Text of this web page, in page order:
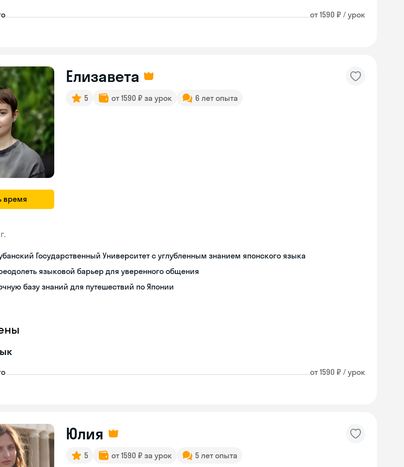
от 1590 ₽ / урок
время
Елизавета
5 от 1590 ₽ за урок 6 лет опыта
Государственный Университет с углубленным знанием японского языка
языковой барьер для уверенного общения
базу знаний для путешествий по Японии
от 1590 ₽ / урок
Юлия
5 от 1590 ₽ за урок 5 лет опыта